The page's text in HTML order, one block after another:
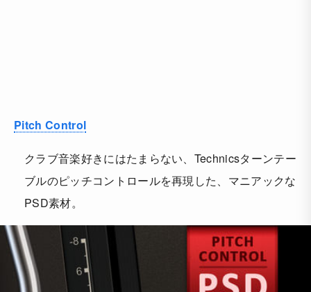
Pitch Control
クラブ音楽好きにはたまらない、Technicsターンテー
ブルのピッチコントロールを再現した、マニアックな
PSD素材。